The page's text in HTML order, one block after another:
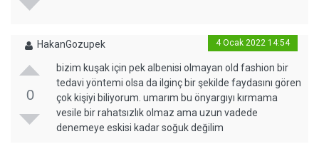
HakanGozupek 4 Ocak 2022 14:54
0
bizim kuşak için pek albenisi olmayan old fashion bir
tedavi yöntemi olsa da ilginç bir şekilde faydasını gören
çok kişiyi biliyorum. umarım bu önyargıyı kırmama
vesile bir rahatsızlık olmaz ama uzun vadede
denemeye eskisi kadar soğuk değilim